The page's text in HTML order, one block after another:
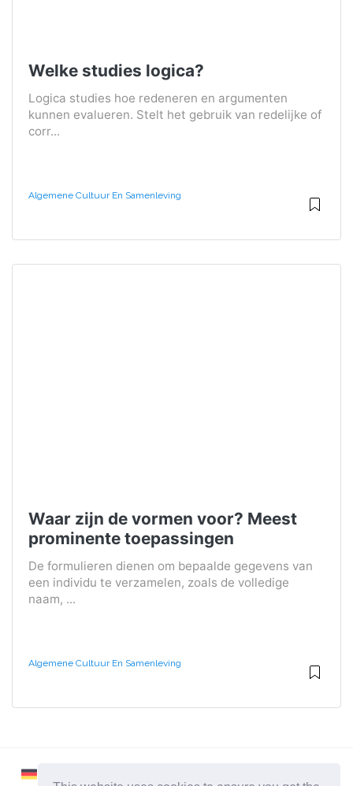
Welke studies logica?
Logica studies hoe redeneren en argumenten
kunnen evalueren. Stelt het gebruik van redelijke of
corr...
Algemene Cultuur En Samenleving
Waar zijn de vormen voor? Meest
prominente toepassingen
De formulieren dienen om bepaalde gegevens van
een individu te verzamelen, zoals de volledige
naam, ...
Algemene Cultuur En Samenleving